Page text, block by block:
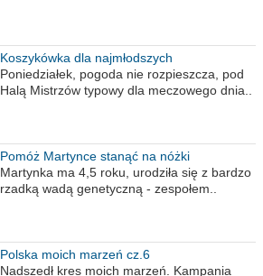
Koszykówka dla najmłodszych
Poniedziałek, pogoda nie rozpieszcza, pod
Halą Mistrzów typowy dla meczowego dnia..
Pomóż Martynce stanąć na nóżki
Martynka ma 4,5 roku, urodziła się z bardzo
rzadką wadą genetyczną - zespołem..
Polska moich marzeń cz.6
Nadszedł kres moich marzeń. Kampania